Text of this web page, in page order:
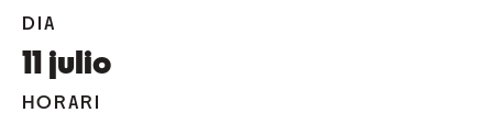
DIA
11 julio
HORARI